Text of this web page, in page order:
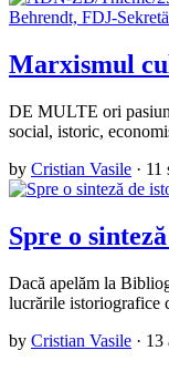
Marxismul
DE MULTE ori
social, istoric,
by Cristian Vasile · 11
Spre o
Dacă apelăm la
lucrările istoriografice
by Cristian Vasile · 13